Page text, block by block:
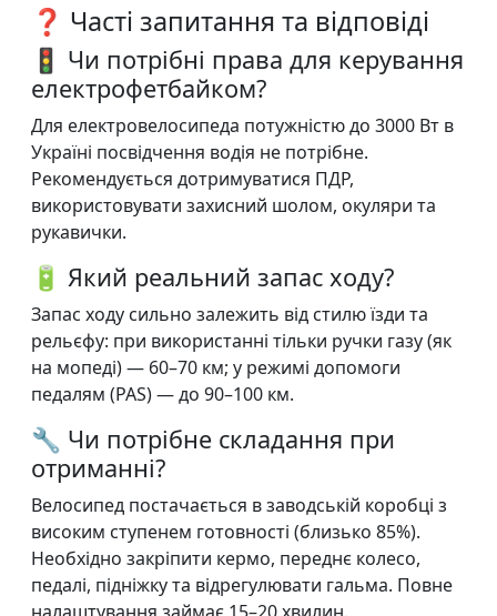
❓ Часті запитання та відповіді
🚦 Чи потрібні права для керування
електрофетбайком?
Для електровелосипеда потужністю до 3000 Вт в
Україні посвідчення водія не потрібне.
Рекомендується дотримуватися ПДР,
використовувати захисний шолом, окуляри та
рукавички.
🔋 Який реальний запас ходу?
Запас ходу сильно залежить від стилю їзди та
рельєфу: при використанні тільки ручки газу (як
на мопеді) — 60–70 км; у режимі допомоги
педалям (PAS) — до 90–100 км.
🔧 Чи потрібне складання при
отриманні?
Велосипед постачається в заводській коробці з
високим ступенем готовності (близько 85%).
Необхідно закріпити кермо, переднє колесо,
педалі, підніжку та відрегулювати гальма. Повне